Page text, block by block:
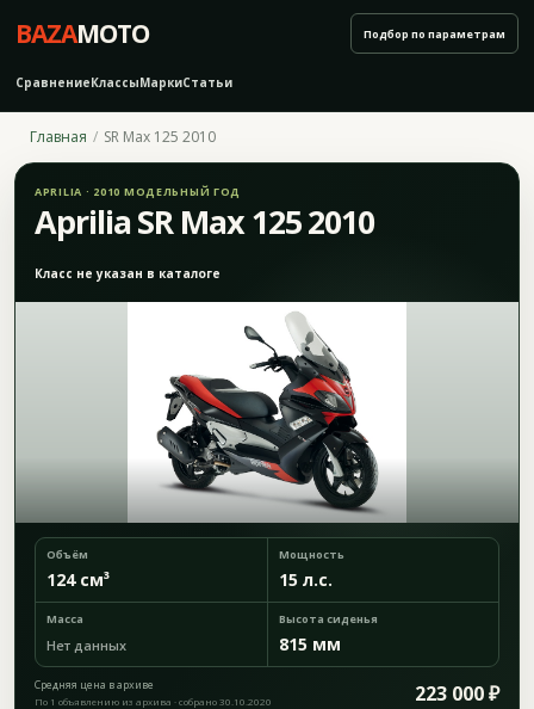
BAZAMOTO
СравнениеКлассыМаркиСтатьи
Подбор по параметрам
Главная SR Max 125 2010
APRILIA · 2010 МОДЕЛЬНЫЙ ГОД
Aprilia SR Max 125 2010
Класс не указан в каталоге
Объём
124 см³
Мощность
15 л.с.
Масса
Нет данных
Высота сиденья
815 мм
Средняя цена в архиве 223 000 ₽
По 1 объявлению из архива · собрано 30.10.2020